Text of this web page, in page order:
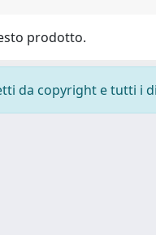
prodotto.
da copyright e tutti i